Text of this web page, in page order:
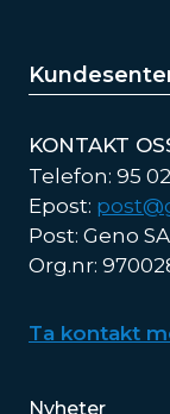
KONTAKT
Telefon: 95
Epost:
Post: Geno
Org.nr:
Ta kontakt
Nyheter